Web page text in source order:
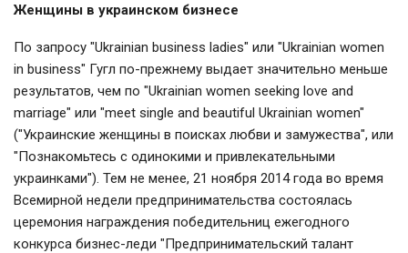
Женщины в украинском бизнесе
По запросу "Ukrainian business ladies" или "Ukrainian women
in business" Гугл по-прежнему выдает значительно меньше
результатов, чем по "Ukrainian women seeking love and
marriage" или "meet single and beautiful Ukrainian women"
("Украинские женщины в поисках любви и замужества", или
"Познакомьтесь с одинокими и привлекательными
украинками"). Тем не менее, 21 ноября 2014 года во время
Всемирной недели предпринимательства состоялась
церемония награждения победительниц ежегодного
конкурса бизнес-леди "Предпринимательский талант